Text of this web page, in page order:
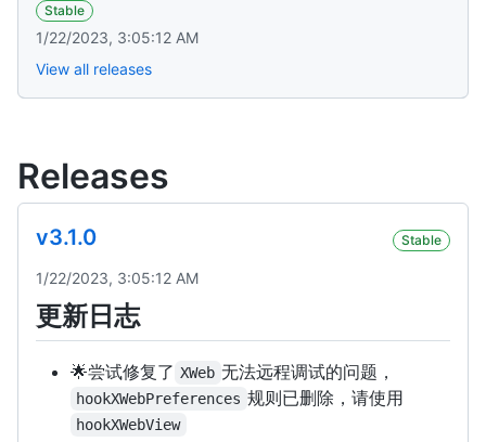
Stable
1/22/2023, 3:05:12 AM
View all releases
Releases
v3.1.0 Stable
1/22/2023, 3:05:12 AM
更新日志
🌟尝试修复了 XWeb 无法远程调试的问题，
hookXWebPreferences 规则已删除，请使用
hookXWebView